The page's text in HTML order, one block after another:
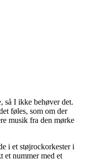
så I ikke behøver det.
føles, som om der
musik fra den mørke
i et støjrockorkester i
et nummer med et